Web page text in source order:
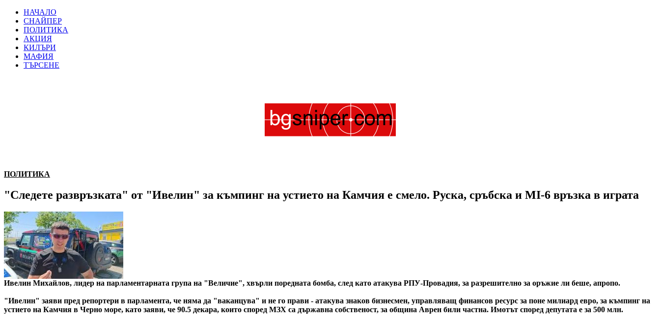
НАЧАЛО
СНАЙПЕР
ПОЛИТИКА
АКЦИЯ
КИЛЪРИ
МАФИЯ
ТЪРСЕНЕ
ПОЛИТИКА
"Следете развръзката" от "Ивелин" за къмпинг на устието на Камчия е смело. Руска, сръбска и MI-6 връзка в играта
Ивелин Михайлов, лидер на парламентарната група на "Величие", хвърли поредната бомба, след като атакува РПУ-Провадия, за разрешително за оръжие ли беше, апропо.
"Ивелин" заяви пред репортери в парламента, че няма да "ваканцува" и не го прави - атакува знаков бизнесмен, управляващ финансов ресурс за поне милиард евро, за къмпинг на
устието на Камчия в Черно море, като заяви, че 90.5 декара, които според МЗХ са държавна собственост, за община Аврен били частна. Имотът според депутата е за 500 млн.